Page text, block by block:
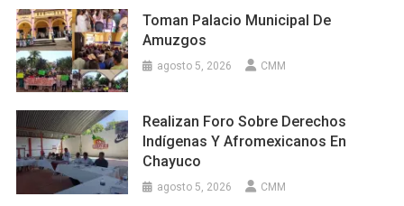
Toman Palacio Municipal De
Amuzgos
agosto 5, 2026 CMM
Realizan Foro Sobre Derechos
Indígenas Y Afromexicanos En
Chayuco
agosto 5, 2026 CMM